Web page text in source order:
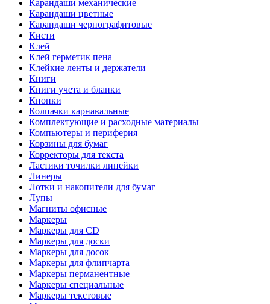
Карандаши механические
Карандаши цветные
Карандаши чернографитовые
Кисти
Клей
Клей герметик пена
Клейкие ленты и держатели
Книги
Книги учета и бланки
Кнопки
Колпачки карнавальные
Комплектующие и расходные материалы
Компьютеры и периферия
Корзины для бумаг
Корректоры для текста
Ластики точилки линейки
Линеры
Лотки и накопители для бумаг
Лупы
Магниты офисные
Маркеры
Маркеры для CD
Маркеры для доски
Маркеры для досок
Маркеры для флипчарта
Маркеры перманентные
Маркеры специальные
Маркеры текстовые